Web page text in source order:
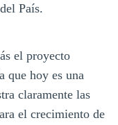
País.
el proyecto
que hoy es una
claramente las
el crecimiento de